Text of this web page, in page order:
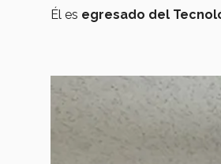
Él es egresado del